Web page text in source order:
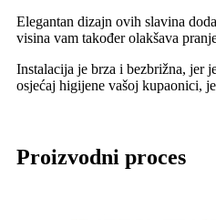
Elegantan dizajn ovih slavina
visina vam također olakšava
Instalacija je brza i bezbrižna, jer
osjećaj higijene vašoj kupaonici,
Proizvodni proces